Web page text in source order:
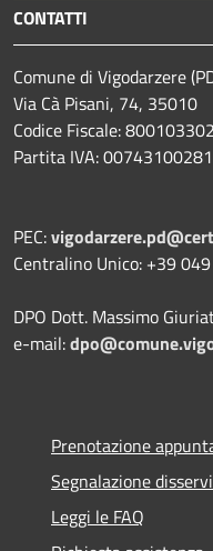
CONTATTI
Comune di Vigodarzere
Via Cà Pisani, 74, 35010
Codice Fiscale:
Partita IVA: 00743100281
PEC:
Centralino Unico: +39
DPO Dott. Massimo
e-mail:
Prenotazione
Segnalazione
Leggi le FAQ